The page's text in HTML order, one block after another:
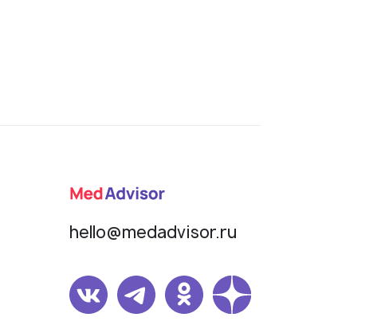
hello@medadvisor.ru